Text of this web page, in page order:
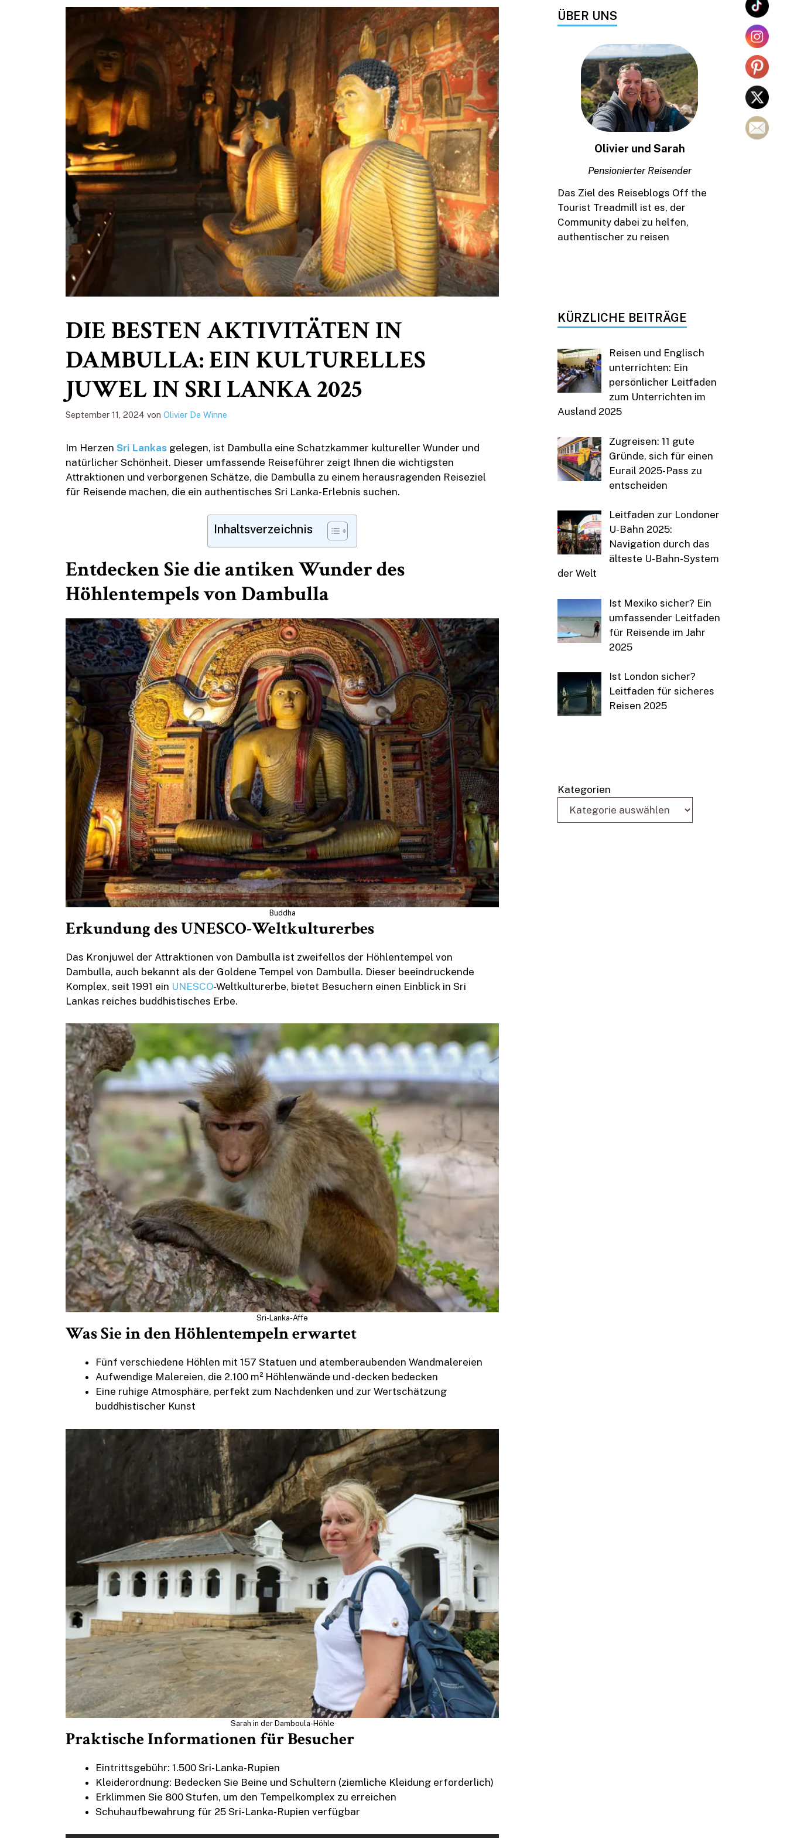
DIE BESTEN AKTIVITÄTEN IN
DAMBULLA: EIN KULTURELLES
JUWEL IN SRI LANKA 2025
September 11, 2024 von Olivier De Winne
Im Herzen Sri Lankas gelegen, ist Dambulla eine Schatzkammer kultureller Wunder und
natürlicher Schönheit. Dieser umfassende Reiseführer zeigt Ihnen die wichtigsten
Attraktionen und verborgenen Schätze, die Dambulla zu einem herausragenden Reiseziel
für Reisende machen, die ein authentisches Sri Lanka-Erlebnis suchen.
Inhaltsverzeichnis
Entdecken Sie die antiken Wunder des
Höhlentempels von Dambulla
Buddha
Erkundung des UNESCO-Weltkulturerbes
Das Kronjuwel der Attraktionen von Dambulla ist zweifellos der Höhlentempel von
Dambulla, auch bekannt als der Goldene Tempel von Dambulla. Dieser beeindruckende
Komplex, seit 1991 ein UNESCO-Weltkulturerbe, bietet Besuchern einen Einblick in Sri
Lankas reiches buddhistisches Erbe.
Sri-Lanka-Affe
Was Sie in den Höhlentempeln erwartet
Fünf verschiedene Höhlen mit 157 Statuen und atemberaubenden Wandmalereien
Aufwendige Malereien, die 2.100 m² Höhlenwände und -decken bedecken
Eine ruhige Atmosphäre, perfekt zum Nachdenken und zur Wertschätzung
buddhistischer Kunst
Sarah in der Damboula-Höhle
Praktische Informationen für Besucher
Eintrittsgebühr: 1.500 Sri-Lanka-Rupien
Kleiderordnung: Bedecken Sie Beine und Schultern (ziemliche Kleidung erforderlich)
Erklimmen Sie 800 Stufen, um den Tempelkomplex zu erreichen
Schuhaufbewahrung für 25 Sri-Lanka-Rupien verfügbar
ÜBER UNS
Olivier und Sarah
Pensionierter Reisender
Das Ziel des Reiseblogs Off the
Tourist Treadmill ist es, der
Community dabei zu helfen,
authentischer zu reisen
KÜRZLICHE BEITRÄGE
Reisen und Englisch
unterrichten: Ein
persönlicher Leitfaden
zum Unterrichten im
Ausland 2025
Zugreisen: 11 gute
Gründe, sich für einen
Eurail 2025-Pass zu
entscheiden
Leitfaden zur Londoner
U-Bahn 2025:
Navigation durch das
älteste U-Bahn-System
der Welt
Ist Mexiko sicher? Ein
umfassender Leitfaden
für Reisende im Jahr
2025
Ist London sicher?
Leitfaden für sicheres
Reisen 2025
Kategorien